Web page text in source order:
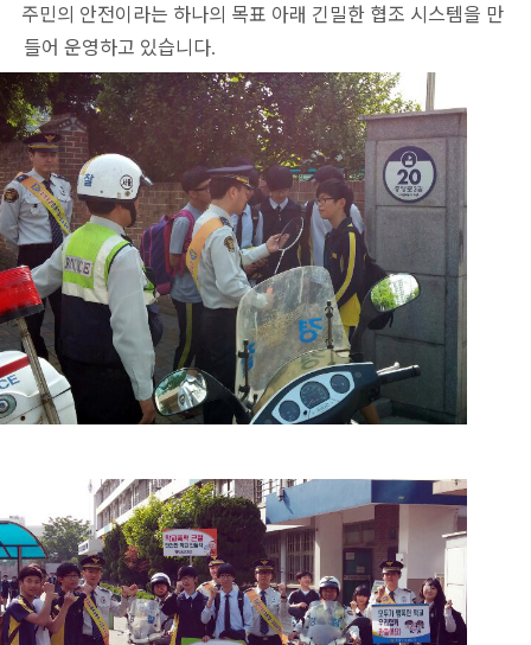
의 안전이라는 하나의 목표 아래 긴밀한 협조 시스템을 만
들어 운영하고 있습니다.